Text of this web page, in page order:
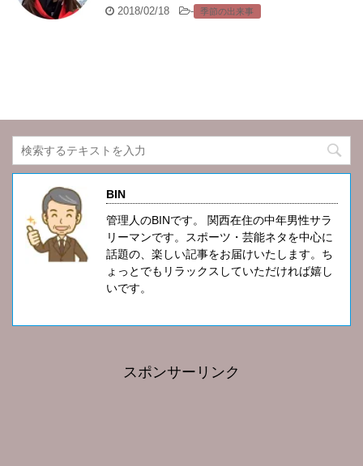
2018/02/18 - 季節の出来事
BIN
管理人のBINです。 関西在住の中年男性サラ
リーマンです。スポーツ・芸能ネタを中心に
話題の、楽しい記事をお届けいたします。ち
ょっとでもリラックスしていただければ嬉し
いです。
スポンサーリンク